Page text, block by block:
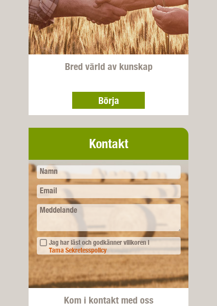
Bred värld av kunskap
Börja
Kontakt
Namn
Email
Meddelande
Jag har läst och godkänner villkoren i
Tama Sekretesspolicy
Kom i kontakt med oss